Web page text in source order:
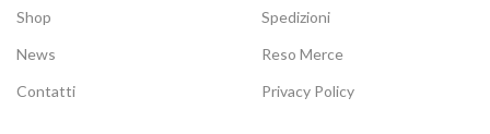
Shop
News
Contatti
Spedizioni
Reso Merce
Privacy Policy